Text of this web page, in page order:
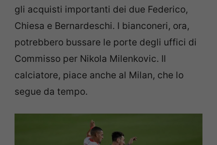
gli acquisti importanti dei due Federico,
Chiesa e Bernardeschi. I bianconeri, ora,
potrebbero bussare le porte degli uffici di
Commisso per Nikola Milenkovic. Il
calciatore, piace anche al Milan, che lo
segue da tempo.